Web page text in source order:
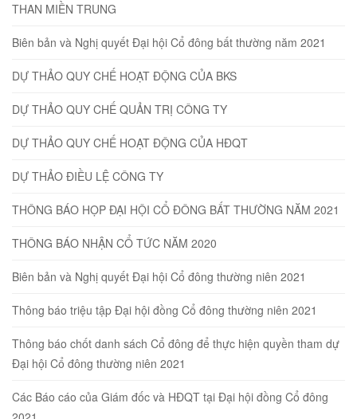
THAN MIỀN TRUNG
Biên bản và Nghị quyết Đại hội Cổ đông bất thường năm 2021
DỰ THẢO QUY CHẾ HOẠT ĐỘNG CỦA BKS
DỰ THẢO QUY CHẾ QUẢN TRỊ CÔNG TY
DỰ THẢO QUY CHẾ HOẠT ĐỘNG CỦA HĐQT
DỰ THẢO ĐIỀU LỆ CÔNG TY
THÔNG BÁO HỌP ĐẠI HỘI CỔ ĐÔNG BẤT THƯỜNG NĂM 2021
THÔNG BÁO NHẬN CỔ TỨC NĂM 2020
Biên bản và Nghị quyết Đại hội Cổ đông thường niên 2021
Thông báo triệu tập Đại hội đồng Cổ đông thường niên 2021
Thông báo chốt danh sách Cổ đông để thực hiện quyền tham dự
Đại hội Cổ đông thường niên 2021
Các Báo cáo của Giám đốc và HĐQT tại Đại hội đồng Cổ đông